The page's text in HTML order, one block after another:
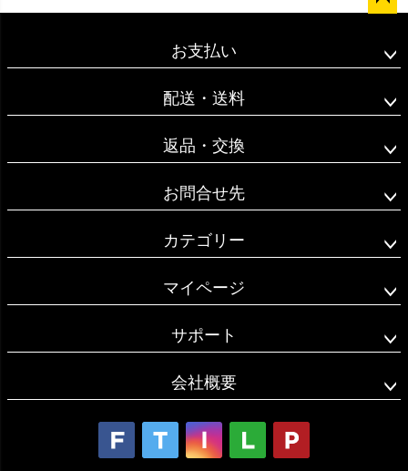
ップ
お支払い
配送・送料
返品・交換
お問合せ先
カテゴリー
マイページ
サポート
会社概要